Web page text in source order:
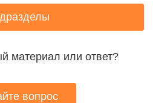
материал или ответ?
вопрос